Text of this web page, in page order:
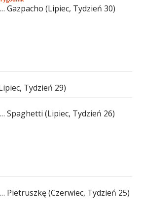
Gazpacho (Lipiec, Tydzień 30)
Tydzień 29)
Spaghetti (Lipiec, Tydzień 26)
Pietruszkę (Czerwiec, Tydzień 25)